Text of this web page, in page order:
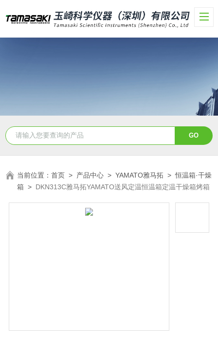
当前位置：首页 > 产品中心 >YAMATO雅马拓 >恒温箱·干燥
箱 > DKN313C雅马拓YAMATO送风定温恒温箱定温干燥箱烤箱